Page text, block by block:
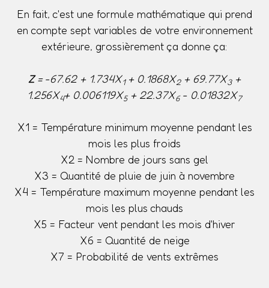
En fait, c'est une formule mathématique qui prend
en compte sept variables de votre environnement
extérieure, grossièrement ça donne ça:
Z= -67.62 + 1.734X1+ 0.1868X2+ 69.77X3+
1.256X4+ 0.006119X5+ 22.37X6- 0.01832X7
X1 = Température minimum moyenne pendant les
mois les plus froids
X2 = Nombre de jours sans gel
X3 = Quantité de pluie de juin à novembre
X4 = Température maximum moyenne pendant les
mois les plus chauds
X5 = Facteur vent pendant les mois d'hiver
X6 = Quantité de neige
X7 = Probabilité de vents extrêmes